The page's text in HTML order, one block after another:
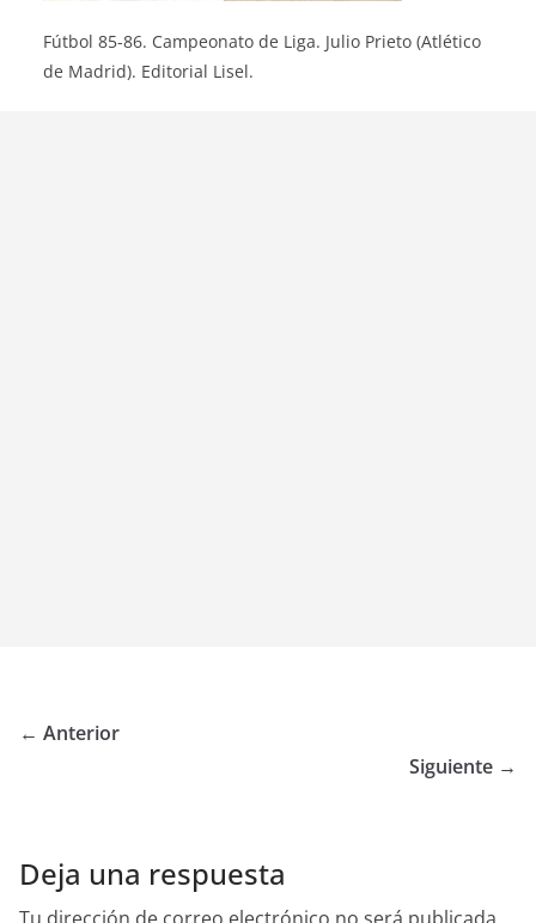
Fútbol 85-86. Campeonato de Liga. Julio Prieto (Atlético
de Madrid). Editorial Lisel.
← Anterior
Siguiente →
Deja una respuesta